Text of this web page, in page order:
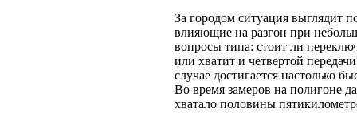
За городом ситуация выглядит
влияющие на разгон при
вопросы типа: стоит ли
или хватит и четвертой
случае достигается настолько
Во время замеров на полигоне
хватало половины